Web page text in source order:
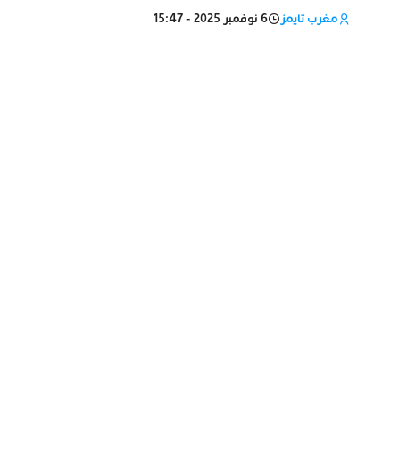
مغرب تايمز 6 نوفمبر 2025 - 15:47